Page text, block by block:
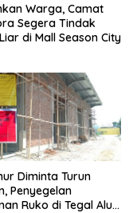
Warga, Camat
Segera Tindak
di Mall Season City
Diminta Turun
Penyegelan
Ruko di Tegal Alur